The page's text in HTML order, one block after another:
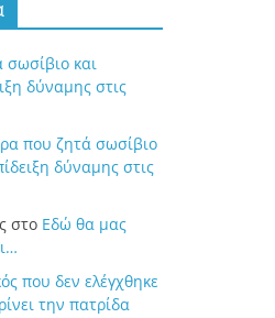
και
δύναμης στις
που ζητά σωσίβιο
δύναμης στις
στο Εδώ θα μας
που δεν ελέγχθηκε
την πατρίδα